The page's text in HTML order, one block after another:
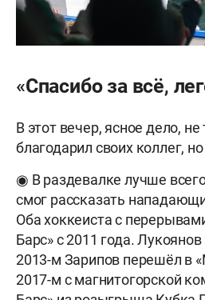
«Спасибо за всё,
В этот вечер, ясное дело,
благодарил своих коллег,
◉ В раздевалке лучше
смог рассказать
Оба хоккеиста с
Барс» с 2011 года.
2013-м Зарипов перешёл в
2017-м с магнитогорской